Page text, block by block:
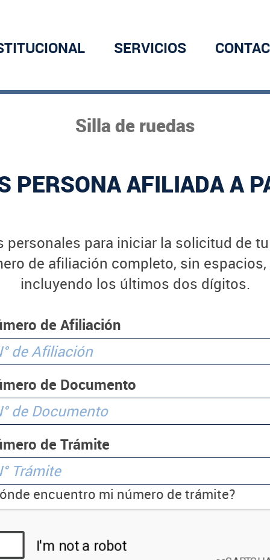
SERVICIOS
Silla de ruedas
PERSONA AFILIADA A
personales para iniciar la solicitud de
de afiliación completo, sin
incluyendo los últimos dos dígitos.
de Afiliación
de Documento
de Trámite
encuentro mi número de trámite?